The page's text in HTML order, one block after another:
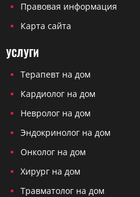
Правовая информация
Карта сайта
УСЛУГИ
Терапевт на дом
Кардиолог на дом
Невролог на дом
Эндокринолог на дом
Онколог на дом
Хирург на дом
Травматолог на дом